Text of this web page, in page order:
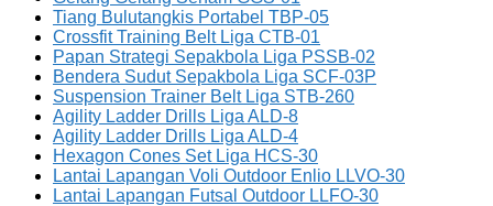
Tiang Bulutangkis Portabel TBP-05
Crossfit Training Belt Liga CTB-01
Papan Strategi Sepakbola Liga PSSB-02
Bendera Sudut Sepakbola Liga SCF-03P
Suspension Trainer Belt Liga STB-260
Agility Ladder Drills Liga ALD-8
Agility Ladder Drills Liga ALD-4
Hexagon Cones Set Liga HCS-30
Lantai Lapangan Voli Outdoor Enlio LLVO-30
Lantai Lapangan Futsal Outdoor LLFO-30